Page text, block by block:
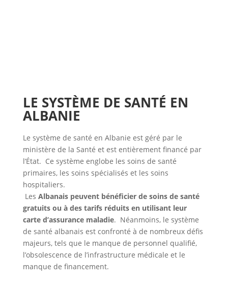
LE SYSTÈME DE SANTÉ EN
ALBANIE
Le système de santé en Albanie est géré par le
ministère de la Santé et est entièrement financé par
l’État. Ce système englobe les soins de santé
primaires, les soins spécialisés et les soins
hospitaliers.
Les Albanais peuvent bénéficier de soins de santé
gratuits ou à des tarifs réduits en utilisant leur
carte d’assurance maladie. Néanmoins, le système
de santé albanais est confronté à de nombreux défis
majeurs, tels que le manque de personnel qualifié,
l’obsolescence de l’infrastructure médicale et le
manque de financement.